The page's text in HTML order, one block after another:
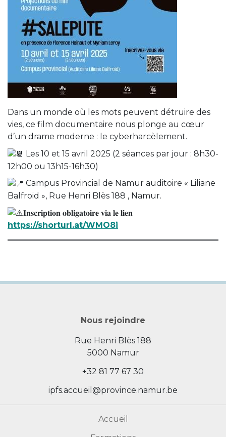
Dans un monde où les mots peuvent détruire des
vies, ce film documentaire nous plonge au cœur
d’un drame moderne : le cyberharcèlement.
Les 10 et 15 avril 2025 (2 séances par jour : 8h30-
12h00 ou 13h15-16h30)
Campus Provincial de Namur auditoire « Liliane
Balfroid », Rue Henri Blès 188 , Namur.
𝐈𝐧𝐬𝐜𝐫𝐢𝐩𝐭𝐢𝐨𝐧 𝐨𝐛𝐥𝐢𝐠𝐚𝐭𝐨𝐢𝐫𝐞 𝐯𝐢𝐚 𝐥𝐞 𝐥𝐢𝐞𝐧
https://shorturl.at/WMO8i
Nous rejoindre
Rue Henri Blès 188
5000 Namur
+32 81 77 67 30
ipfs.accueil@province.namur.be
Accueil